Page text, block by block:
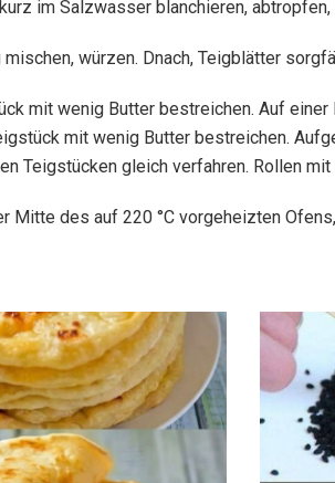
im Salzwasser blanchieren, abtropfen,
mischen, würzen. Dnach, Teigblätter
mit wenig Butter bestreichen. Auf
mit wenig Butter bestreichen.
Teigstücken gleich verfahren. Rollen
Mitte des auf 220 °C vorgeheizten